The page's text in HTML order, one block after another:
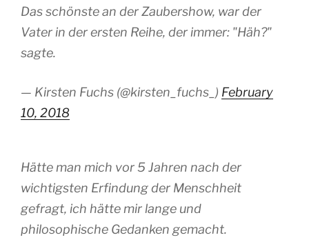
Das schönste an der Zaubershow, war der
Vater in der ersten Reihe, der immer: "Häh?"
sagte.
— Kirsten Fuchs (@kirsten_fuchs_) February
10, 2018
Hätte man mich vor 5 Jahren nach der
wichtigsten Erfindung der Menschheit
gefragt, ich hätte mir lange und
philosophische Gedanken gemacht.